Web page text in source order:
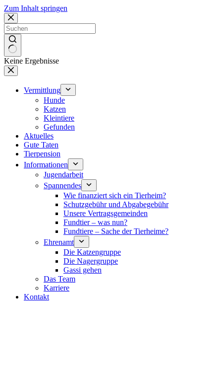
Zum Inhalt springen
Keine Ergebnisse
Vermittlung
Hunde
Katzen
Kleintiere
Gefunden
Aktuelles
Gute Taten
Tierpension
Informationen
Jugendarbeit
Spannendes
Wie finanziert sich ein Tierheim?
Schutzgebühr und Abgabegebühr
Unsere Vertragsgemeinden
Fundtier – was nun?
Fundtiere – Sache der Tierheime?
Ehrenamt
Die Katzengruppe
Die Nagergruppe
Gassi gehen
Das Team
Karriere
Kontakt